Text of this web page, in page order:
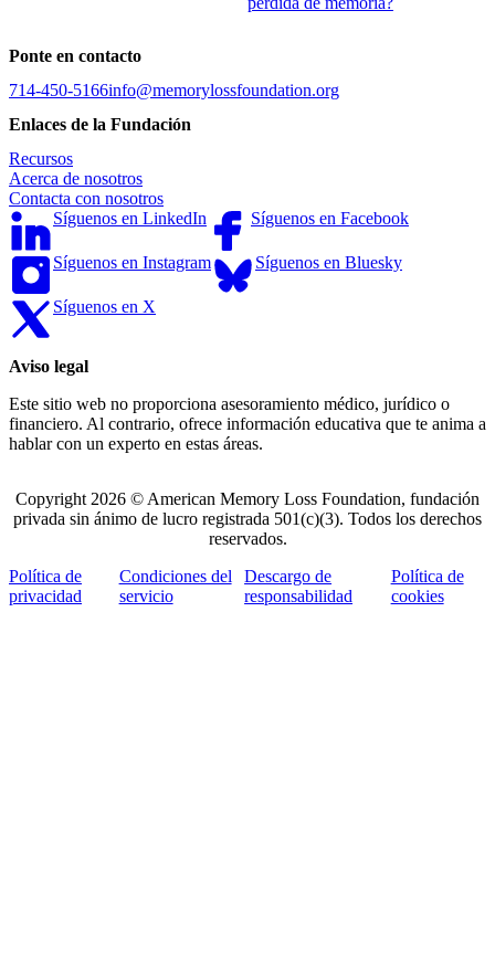
Enlaces de la Fundación
Recursos
Acerca de nosotros
Contacta con nosotros
Síguenos en LinkedIn
Síguenos en Facebook
Síguenos en Instagram Síguenos en Bluesky
Síguenos en X
Ponte en contacto
714-450-5166info@memorylossfoundation.org
Aviso legal
Este sitio web no proporciona asesoramiento médico, jurídico o
financiero. Al contrario, ofrece información educativa que te anima a
hablar con un experto en estas áreas.
Copyright 2026 © American Memory Loss Foundation, fundación
privada sin ánimo de lucro registrada 501(c)(3). Todos los derechos
reservados.
Política de
privacidad
Condiciones del
servicio
Descargo de
responsabilidad
Política de
cookies